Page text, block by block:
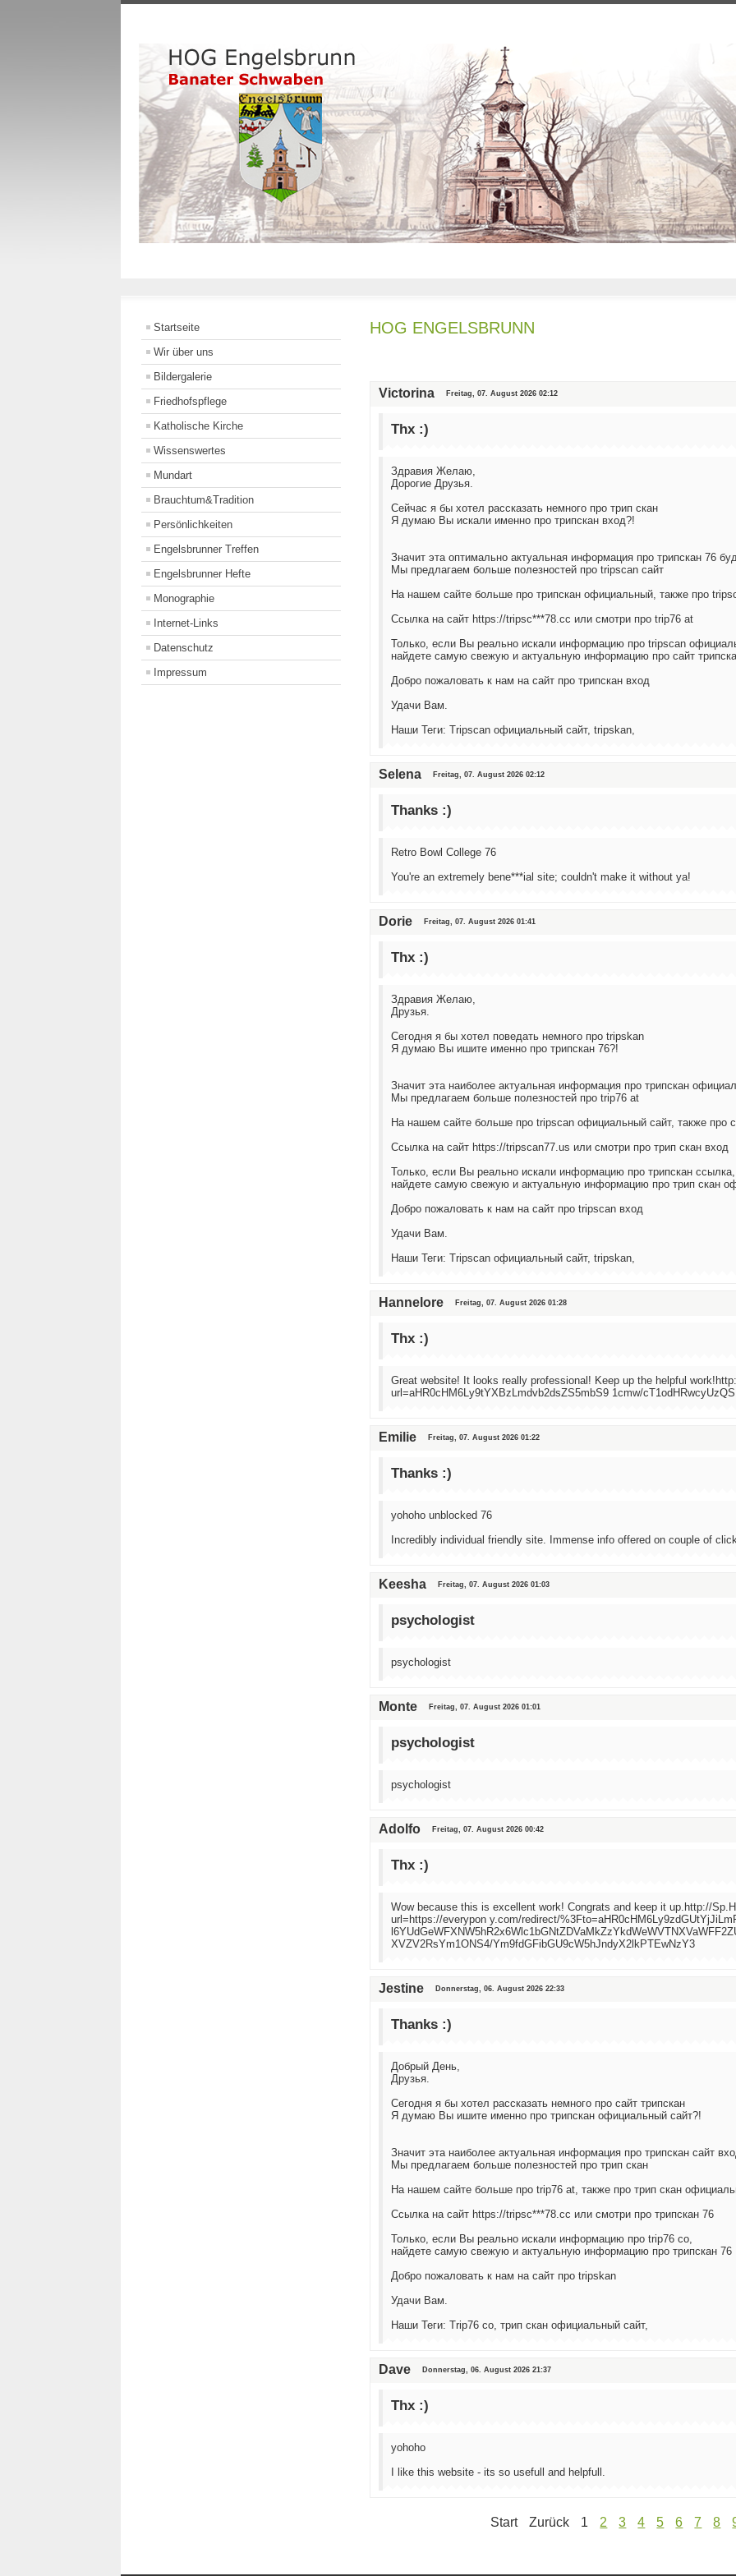
Startseite
Wir über uns
Bildergalerie
Friedhofspflege
Katholische Kirche
Wissenswertes
Mundart
Brauchtum&Tradition
Persönlichkeiten
Engelsbrunner Treffen
Engelsbrunner Hefte
Monographie
Internet-Links
Datenschutz
Impressum
HOG ENGELSBRUNN
Victorina Freitag, 07. August 2026 02:12
Thx :)
Здравия Желаю,
Дорогие Друзья.
Сейчас я бы хотел рассказать немного про трип скан
Я думаю Вы искали именно про трипскан вход?!
Значит эта оптимально актуальная информация про трипскан 76
Мы предлагаем больше полезностей про tripscan сайт
На нашем сайте больше про трипскан официальный, также про
Ссылка на сайт https://tripsc***78.cc или смотри про trip76 at
Только, если Вы реально искали информацию про tripscan
найдете самую свежую и актуальную информацию про сайт
Добро пожаловать к нам на сайт про трипскан вход
Удачи Вам.
Наши Теги: Tripscan официальный сайт, tripskan,
Selena Freitag, 07. August 2026 02:12
Thanks :)
Retro Bowl College 76
You're an extremely bene***ial site; couldn't make it without ya!
Dorie Freitag, 07. August 2026 01:41
Thx :)
Здравия Желаю,
Друзья.
Сегодня я бы хотел поведать немного про tripskan
Я думаю Вы ишите именно про трипскан 76?!
Значит эта наиболее актуальная информация про трипскан
Мы предлагаем больше полезностей про trip76 at
На нашем сайте больше про tripscan официальный сайт, также про
Ссылка на сайт https://tripscan77.us или смотри про трип скан вход
Только, если Вы реально искали информацию про трипскан ссылка,
найдете самую свежую и актуальную информацию про трип скан
Добро пожаловать к нам на сайт про tripscan вход
Удачи Вам.
Наши Теги: Tripscan официальный сайт, tripskan,
Hannelore Freitag, 07. August 2026 01:28
Thx :)
Great website! It looks really professional! Keep up the helpful
url=aHR0cHM6Ly9tYXBzLmdvb2dsZS5mbS9 1cmw/
Emilie Freitag, 07. August 2026 01:22
Thanks :)
yohoho unblocked 76
Incredibly individual friendly site. Immense info offered on couple of
Keesha Freitag, 07. August 2026 01:03
psychologist
psychologist
Monte Freitag, 07. August 2026 01:01
psychologist
psychologist
Adolfo Freitag, 07. August 2026 00:42
Thx :)
Wow because this is excellent work! Congrats and keep it up.http://
url=https://everypon y.com/redirect/
XVZV2RsYm1ONS4/Ym9fdGFibGU9cW5hJndyX2lkPTEwNzY3
Jestine Donnerstag, 06. August 2026 22:33
Thanks :)
Добрый День,
Друзья.
Сегодня я бы хотел рассказать немного про сайт трипскан
Я думаю Вы ишите именно про трипскан официальный сайт?!
Значит эта наиболее актуальная информация про трипскан сайт
Мы предлагаем больше полезностей про трип скан
На нашем сайте больше про trip76 at, также про трип скан
Ссылка на сайт https://tripsc***78.cc или смотри про трипскан 76
Только, если Вы реально искали информацию про trip76 co,
найдете самую свежую и актуальную информацию про трипскан 76
Добро пожаловать к нам на сайт про tripskan
Удачи Вам.
Наши Теги: Trip76 co, трип скан официальный сайт,
Dave Donnerstag, 06. August 2026 21:37
Thx :)
yohoho
I like this website - its so usefull and helpfull.
Start Zurück 1 2 3 4 5 6 7 8